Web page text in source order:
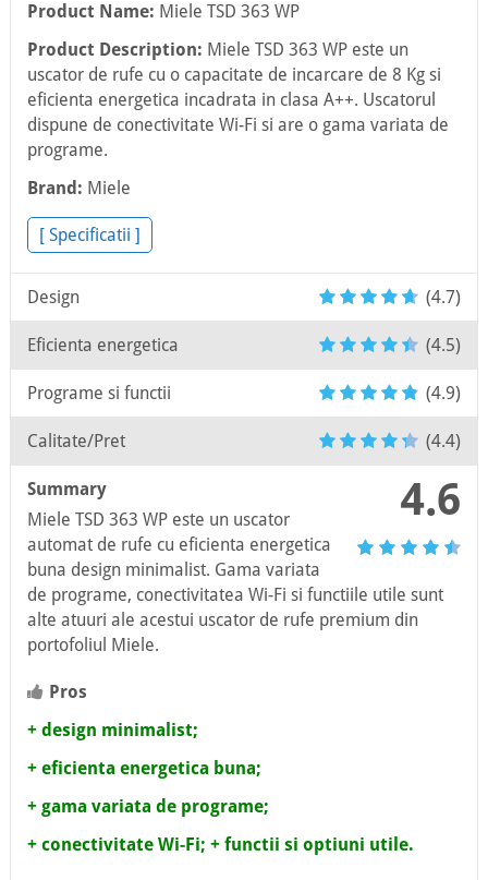
Product Name: Miele TSD 363 WP
Product Description: Miele TSD 363 WP este un
uscator de rufe cu o capacitate de incarcare de 8 Kg si
eficienta energetica incadrata in clasa A++. Uscatorul
dispune de conectivitate Wi-Fi si are o gama variata de
programe.
Brand: Miele
[ Specificatii ]
Design (4.7)
Eficienta energetica (4.5)
Programe si functii (4.9)
Calitate/Pret (4.4)
4.6
Summary
Miele TSD 363 WP este un uscator
automat de rufe cu eficienta energetica
buna design minimalist. Gama variata
de programe, conectivitatea Wi-Fi si functiile utile sunt
alte atuuri ale acestui uscator de rufe premium din
portofoliul Miele.
Pros
+ design minimalist;
+ eficienta energetica buna;
+ gama variata de programe;
+ conectivitate Wi-Fi; + functii si optiuni utile.